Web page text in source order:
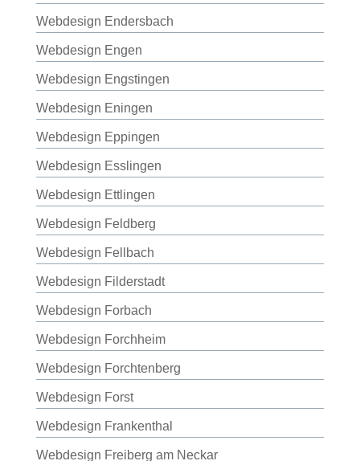
Webdesign Endersbach
Webdesign Engen
Webdesign Engstingen
Webdesign Eningen
Webdesign Eppingen
Webdesign Esslingen
Webdesign Ettlingen
Webdesign Feldberg
Webdesign Fellbach
Webdesign Filderstadt
Webdesign Forbach
Webdesign Forchheim
Webdesign Forchtenberg
Webdesign Forst
Webdesign Frankenthal
Webdesign Freiberg am Neckar